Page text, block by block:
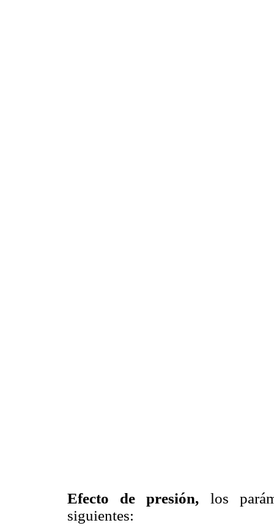
Efecto de presión, los
siguientes: